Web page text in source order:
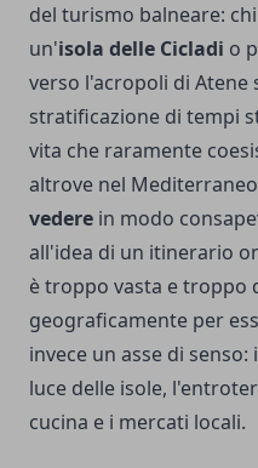
del turismo balneare:
un'isola delle Cicladi o
verso l'acropoli di
stratificazione di tempi
vita che raramente
altrove nel
vedere in modo
all'idea di un itinerario
è troppo vasta e troppo
geograficamente per
invece un asse di
luce delle isole,
cucina e i mercati locali.